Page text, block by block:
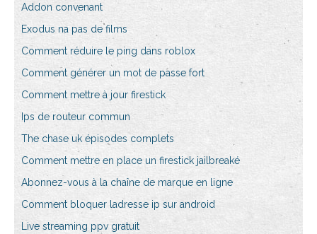
Addon convenant
Exodus na pas de films
Comment réduire le ping dans roblox
Comment générer un mot de passe fort
Comment mettre à jour firestick
Ips de routeur commun
The chase uk épisodes complets
Comment mettre en place un firestick jailbreaké
Abonnez-vous à la chaîne de marque en ligne
Comment bloquer ladresse ip sur android
Live streaming ppv gratuit